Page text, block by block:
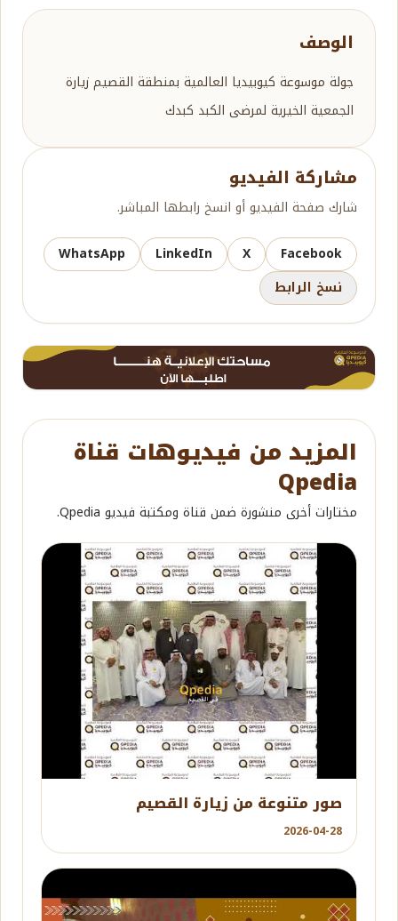
الوصف
جولة موسوعة كيوبيديا العالمية بمنطقة القصيم زيارة
الجمعية الخيرية لمرضى الكبد كبدك
مشاركة الفيديو
شارك صفحة الفيديو أو انسخ رابطها المباشر.
Facebook
X
LinkedIn
WhatsApp
نسخ الرابط
المزيد من فيديوهات قناة
Qpedia
مختارات أخرى منشورة ضمن قناة ومكتبة فيديو Qpedia.
صور متنوعة من زيارة القصيم
2026-04-28